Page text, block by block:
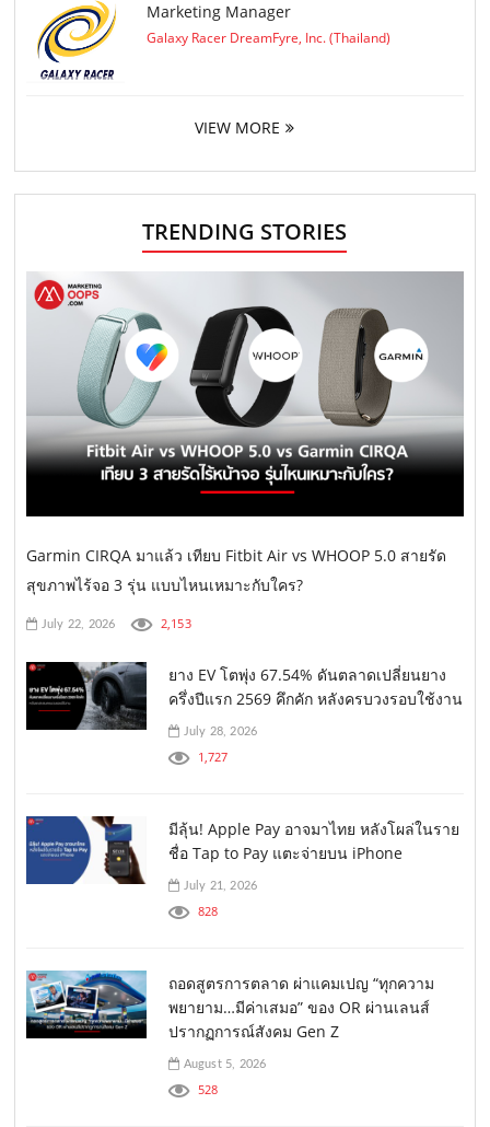
Marketing Manager
Galaxy Racer DreamFyre, Inc. (Thailand)
VIEW MORE
TRENDING STORIES
Garmin CIRQA มาแล้ว เทียบ Fitbit Air vs WHOOP 5.0 สายรัด
สุขภาพไร้จอ 3 รุ่น แบบไหนเหมาะกับใคร?
July 22, 2026 2,153
ยาง EV โตพุ่ง 67.54% ดันตลาดเปลี่ยนยาง
ครึ่งปีแรก 2569 คึกคัก หลังครบวงรอบใช้งาน
July 28, 2026
1,727
มีลุ้น! Apple Pay อาจมาไทย หลังโผล่ในราย
ชื่อ Tap to Pay แตะจ่ายบน iPhone
July 21, 2026
828
ถอดสูตรการตลาด ผ่าแคมเปญ “ทุกความ
พยายาม…มีค่าเสมอ” ของ OR ผ่านเลนส์
ปรากฏการณ์สังคม Gen Z
August 5, 2026
528